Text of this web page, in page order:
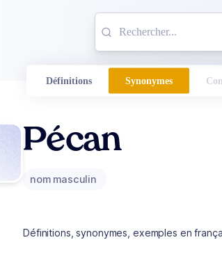
Définitions Synonymes
Pécan
nom masculin
Définitions, synonymes, exemples en